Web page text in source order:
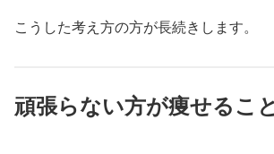
こうした考え方の方が長続きします。
頑張らない方が痩せるこ